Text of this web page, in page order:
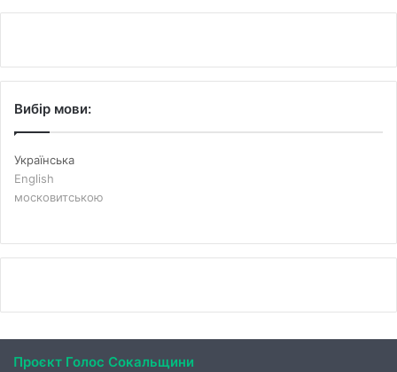
Вибір мови:
Українська
English
московитською
Проєкт Голос Сокальщини